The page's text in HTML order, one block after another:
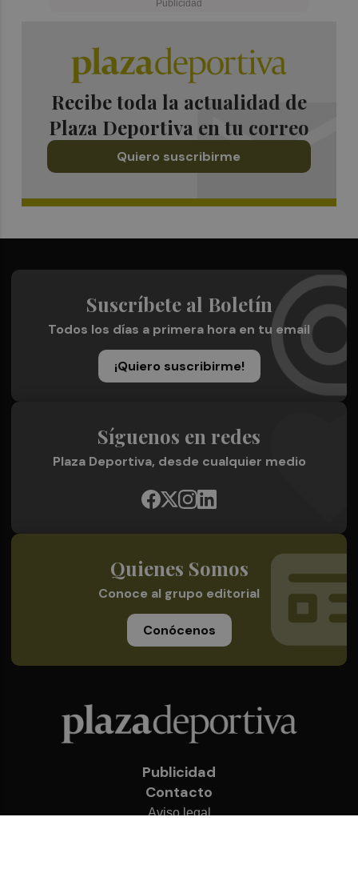
Recibe toda la actualidad de
Plaza Deportiva en tu correo
Quiero suscribirme
Suscríbete al Boletín
Todos los días a primera hora en tu email
¡Quiero suscribirme!
Síguenos en redes
Plaza Deportiva, desde cualquier medio
Quienes Somos
Conoce al grupo editorial
Conócenos
Publicidad
Contacto
Aviso legal